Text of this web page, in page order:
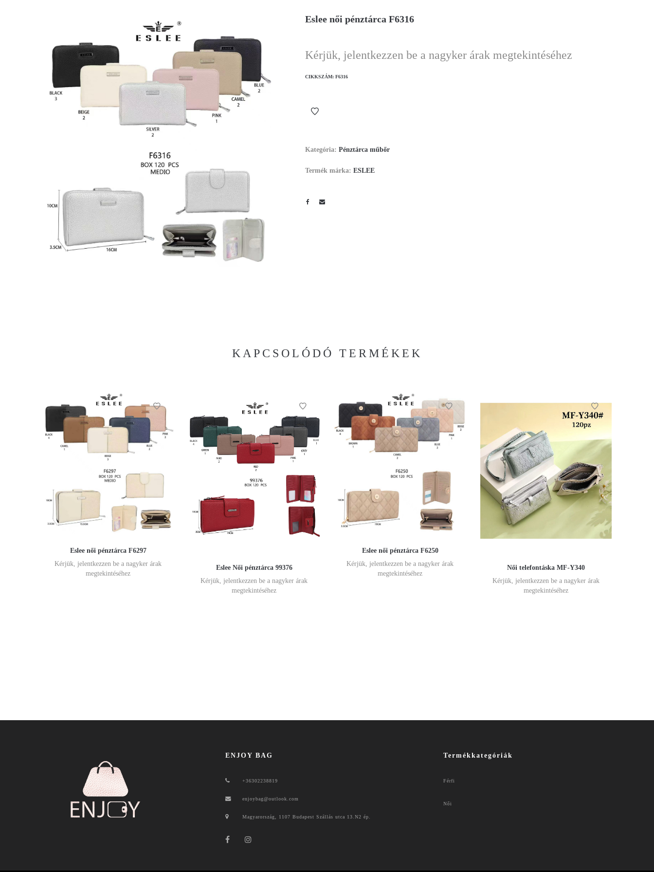
Eslee női pénztárca F6316
Kérjük, jelentkezzen be a nagyker árak megtekintéséhez
CIKKSZÁM: F6316
Kategória: Pénztárca műbőr
Termék márka: ESLEE
KAPCSOLÓDÓ TERMÉKEK
Eslee női pénztárca F6297
Kérjük, jelentkezzen be a nagyker árak
megtekintéséhez
Eslee Női pénztárca 99376
Kérjük, jelentkezzen be a nagyker árak
megtekintéséhez
Eslee női pénztárca F6250
Kérjük, jelentkezzen be a nagyker árak
megtekintéséhez
Női telefontáska MF-Y340
Kérjük, jelentkezzen be a nagyker árak
megtekintéséhez
ENJOY BAG
+36302238819
enjoybag@outlook.com
Magyarország, 1107 Budapest Szállás utca 13.N2 ép.
Termékkategóriák
Férfi
Női